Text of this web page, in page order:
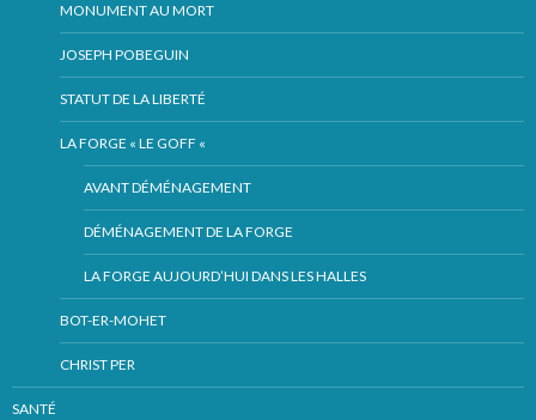
MONUMENT AU MORT
JOSEPH POBEGUIN
STATUT DE LA LIBERTÉ
LA FORGE « LE GOFF «
AVANT DÉMÉNAGEMENT
DÉMÉNAGEMENT DE LA FORGE
LA FORGE AUJOURD’HUI DANS LES HALLES
BOT-ER-MOHET
CHRIST PER
SANTÉ